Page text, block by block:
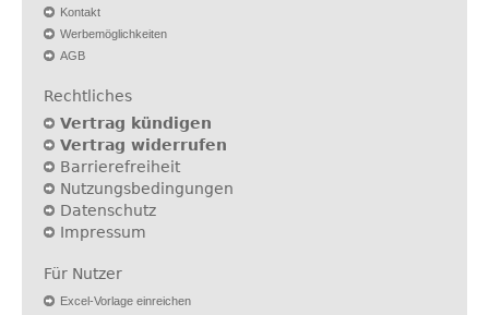
Kontakt
Werbemöglichkeiten
AGB
Rechtliches
Vertrag kündigen
Vertrag widerrufen
Barrierefreiheit
Nutzungsbedingungen
Datenschutz
Impressum
Für Nutzer
Excel-Vorlage einreichen